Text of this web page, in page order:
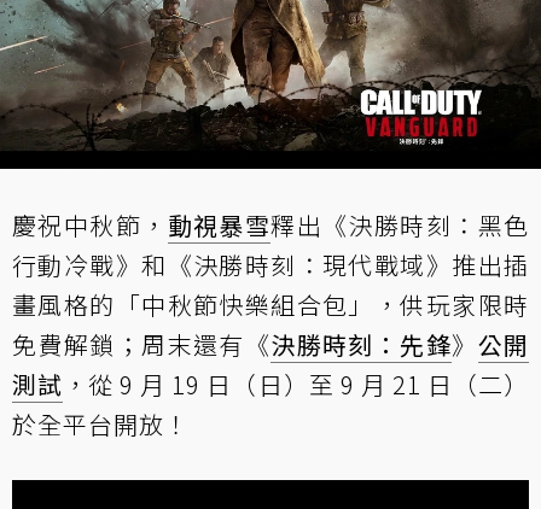
慶祝中秋節， 動視暴雪釋出《決勝時刻：黑色
行動冷戰》和《決勝時刻：現代戰域》推出插
畫風格的「中秋節快樂組合包」，供玩家限時
免費解鎖；周末還有《決勝時刻：先鋒》 公開
測試 ，從 9 月 19 日（日）至 9 月 21 日（二）
於全平台開放！